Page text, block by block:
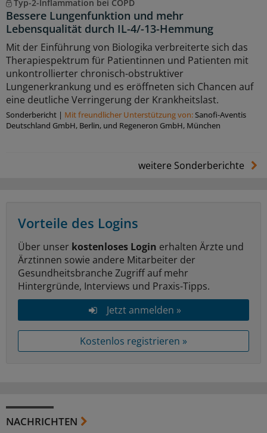
Typ-2-Inflammation bei COPD
Bessere Lungenfunktion und mehr
Lebensqualität durch IL-4/-13-Hemmung
Mit der Einführung von Biologika verbreiterte sich das
Therapiespektrum für Patientinnen und Patienten mit
unkontrollierter chronisch-obstruktiver
Lungenerkrankung und es eröffneten sich Chancen auf
eine deutliche Verringerung der Krankheitslast.
Sonderbericht | Mit freundlicher Unterstützung von:Sanoﬁ-Aventis
Deutschland GmbH, Berlin, und Regeneron GmbH, München
weitere Sonderberichte
Vorteile des Logins
Über unser kostenloses Login erhalten Ärzte und
Ärztinnen sowie andere Mitarbeiter der
Gesundheitsbranche Zugriff auf mehr
Hintergründe, Interviews und Praxis-Tipps.
Jetzt anmelden »
Kostenlos registrieren »
NACHRICHTEN